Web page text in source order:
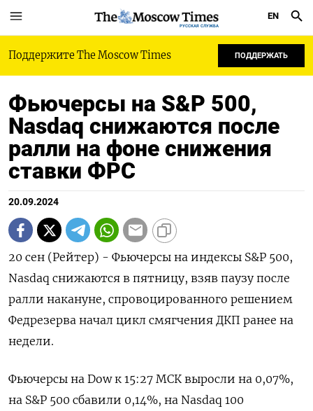
РУССКАЯ СЛУЖБА
EN
Поддержите The Moscow Times ПОДДЕРЖАТЬ
Фьючерсы на S&P 500,
Nasdaq снижаются после
ралли на фоне снижения
ставки ФРС
20.09.2024
20 сен (Рейтер) - Фьючерсы на индексы S&P 500,
Nasdaq снижаются в пятницу, взяв паузу после
ралли накануне, спровоцированного решением
Федрезерва начал цикл смягчения ДКП ранее на
недели.
Фьючерсы на Dow к 15:27 МСК выросли на 0,07%,
на S&P 500 сбавили 0,14%, на Nasdaq 100